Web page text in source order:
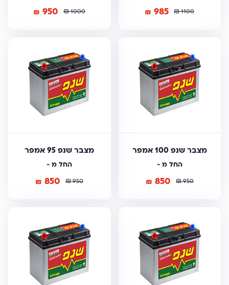
1100
₪
985
₪
1000
₪
950
₪
מצבר שנפ 100 אמפר
החל מ -
950
₪
850
₪
מצבר שנפ 95 אמפר
החל מ -
950
₪
850
₪